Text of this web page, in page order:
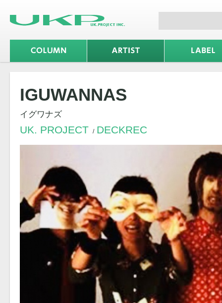
IGUWANNAS
イグワナズ
UK. PROJECT DECKREC